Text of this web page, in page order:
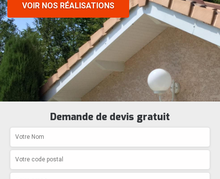
VOIR NOS RÉALISATIONS
Demande de devis gratuit